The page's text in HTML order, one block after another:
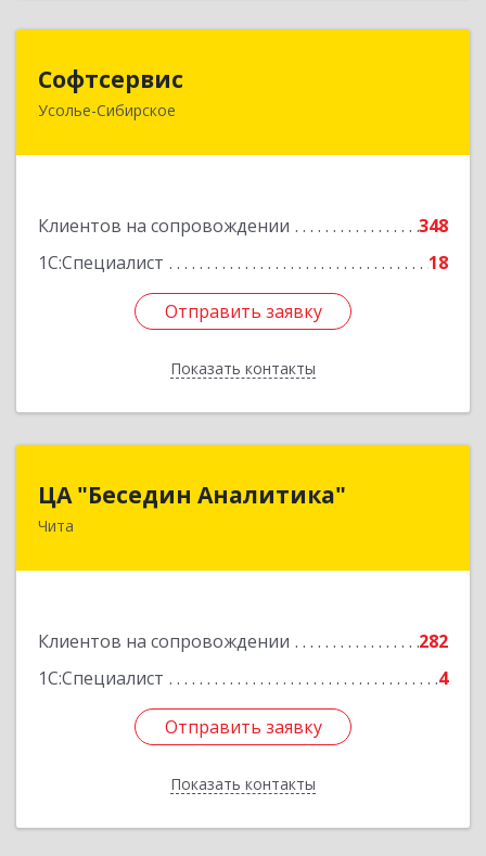
Софтсервис
Усолье-Сибирское
Клиентов на сопровождении
348
1С:Специалист
18
Отправить заявку
Показать контакты
665451, Иркутская обл, Усолье-Сибирское г,
Отправить заявку
Назад
ЦА "Беседин Аналитика"
Чита
Клиентов на сопровождении
282
1С:Специалист
4
Отправить заявку
Показать контакты
Отправить заявку
Назад